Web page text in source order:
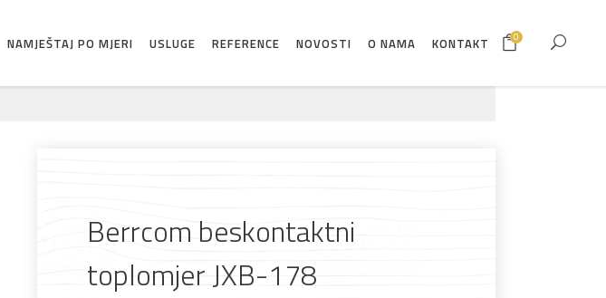
NAMJEŠTAJ PO MJERI USLUGE REFERENCE NOVOSTI O NAMA KONTAKT 0
Berrcom beskontaktni
toplomjer JXB-178